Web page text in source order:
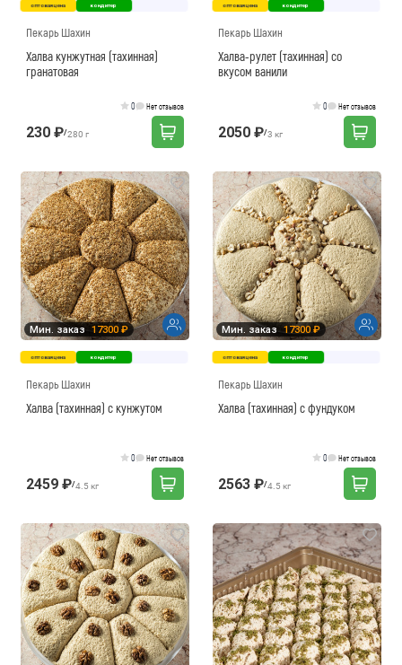
оптовая цена кондитер
Пекарь Шахин
Халва кунжутная (тахинная)
гранатовая
0 Нет отзывов
230 ₽/280 г
оптовая цена кондитер
Пекарь Шахин
Халва-рулет (тахинная) со
вкусом ванили
0 Нет отзывов
2050 ₽/3 кг
Мин. заказ 17300 ₽
оптовая цена кондитер
Пекарь Шахин
Халва (тахинная) с кунжутом
0 Нет отзывов
2459 ₽/4.5 кг
Мин. заказ 17300 ₽
оптовая цена кондитер
Пекарь Шахин
Халва (тахинная) с фундуком
0 Нет отзывов
2563 ₽/4.5 кг